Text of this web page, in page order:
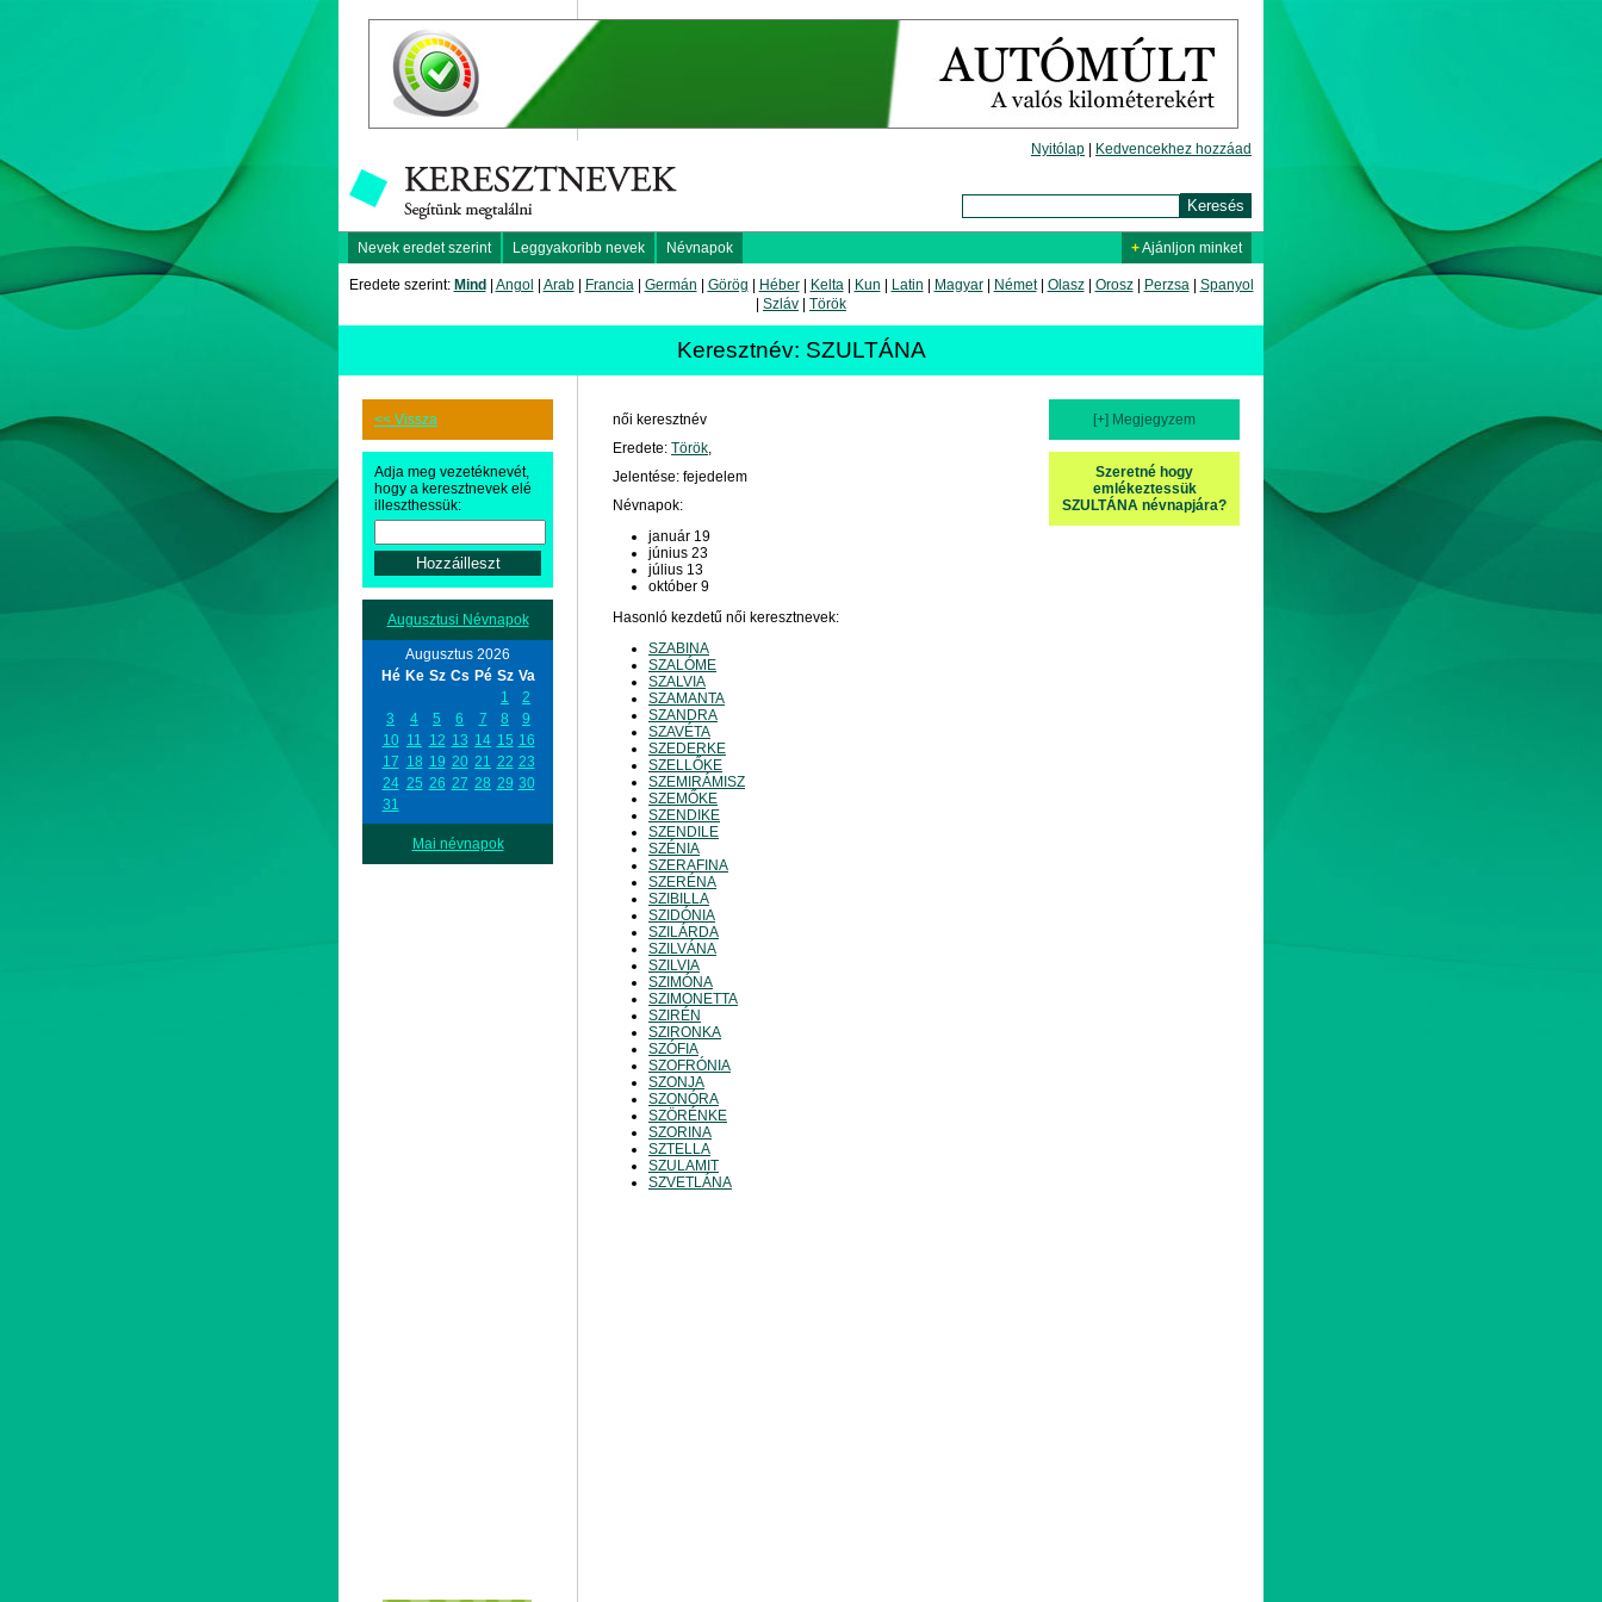
Nyitólap Kedvencekhez hozzáad
Nevek eredet szerint Leggyakoribb nevek Névnapok +Ajánljon minket
Eredete szerint: Mind Angol Arab| Francia| Germán Görög Héber| Kelta| Kun Latin Magyar| Német| Olasz| Orosz| Perzsa| Spanyol
Szláv Török
Keresztnév: SZULTÁNA
<< Vissza
Adja meg vezetéknevét,
hogy a keresztnevek elé
illeszthessük:
Augusztusi Névnapok
Augusztus 2026
Hé Ke Sz Cs Pé Sz Va
1
2
3
4 5 6 7 8
9
10 11 12 13 14 15 16
17 18 19 20 21 22 23
24 25 26 27 28 29 30
31
Mai névnapok
[+] Megjegyzem
Szeretné hogy
emlékeztessük
SZULTÁNA névnapjára?
női keresztnév
Eredete: Török,
Jelentése: fejedelem
Névnapok:
január 19
június 23
július 13
október 9
Hasonló kezdetű női keresztnevek:
SZABINA
SZALÓME
SZALVIA
SZAMANTA
SZANDRA
SZAVÉTA
SZEDERKE
SZELLŐKE
SZEMIRÁMISZ
SZEMŐKE
SZENDIKE
SZENDILE
SZÉNIA
SZERAFINA
SZERÉNA
SZIBILLA
SZIDÓNIA
SZILÁRDA
SZILVÁNA
SZILVIA
SZIMÓNA
SZIMONETTA
SZIRÉN
SZIRONKA
SZÓFIA
SZOFRÓNIA
SZONJA
SZONÓRA
SZÖRÉNKE
SZORINA
SZTELLA
SZULAMIT
SZVETLÁNA